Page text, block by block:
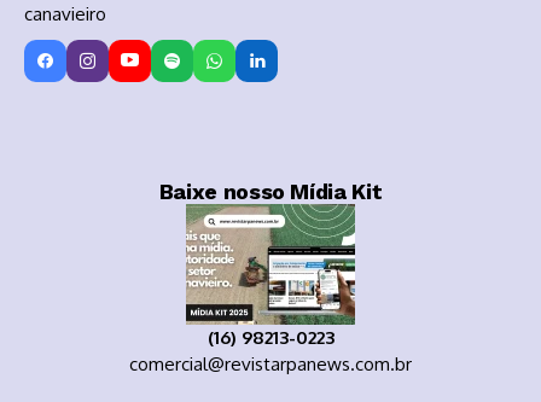
canavieiro
Baixe nosso Mídia Kit
(16) 98213-0223
comercial@revistarpanews.com.br